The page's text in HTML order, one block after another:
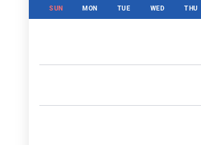
SUN MON TUE WED THU